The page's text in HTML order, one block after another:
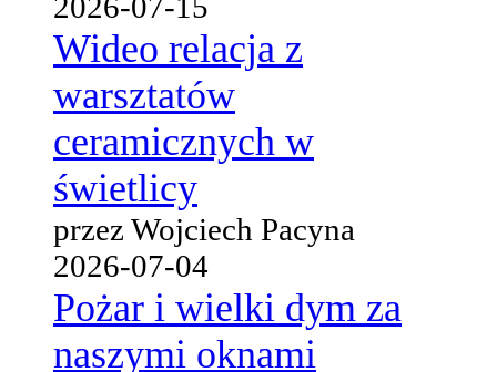
Wideo relacja z
warsztatów
ceramicznych w
świetlicy
przez Wojciech Pacyna
2026-07-04
Pożar i wielki dym za
naszymi oknami